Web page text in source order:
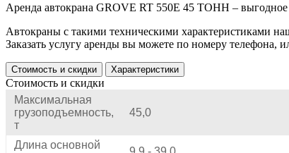
Аренда автокрана GROVE RT 550E 45 ТОНН – выгодное
Автокраны с такими техническими характеристиками
Заказать услугу аренды вы можете по номеру телефона,
Стоимость и скидки Характеристики
Стоимость и скидки
Максимальная
грузоподъемность,
т
45,0
Длина основной